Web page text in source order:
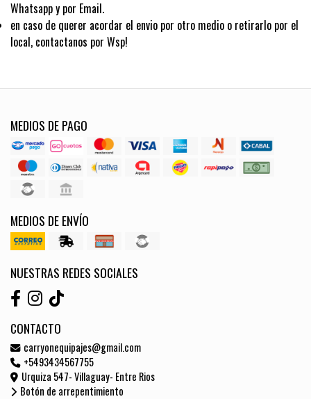
Whatsapp y por Email.
en caso de querer acordar el envio por otro medio o retirarlo por el
local, contactanos por Wsp!
MEDIOS DE PAGO
MEDIOS DE ENVÍO
NUESTRAS REDES SOCIALES
CONTACTO
carryonequipajes@gmail.com
+5493434567755
Urquiza 547- Villaguay- Entre Rios
Botón de arrepentimiento